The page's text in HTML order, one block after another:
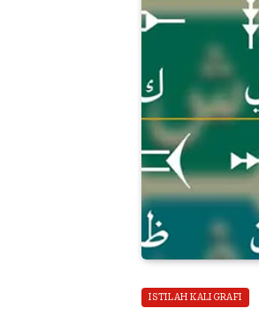
ISTILAH KALIGRAFI